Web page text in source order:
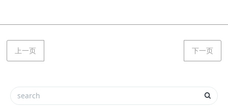
上一页 下一页